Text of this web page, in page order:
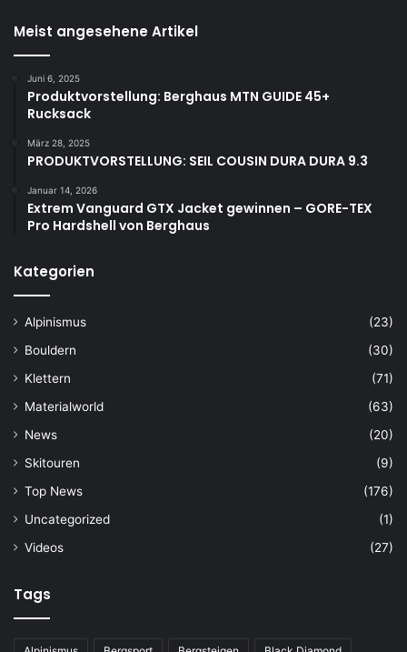
Meist angesehene Artikel
Juni 6, 2025
Produktvorstellung: Berghaus MTN GUIDE 45+
Rucksack
März 28, 2025
PRODUKTVORSTELLUNG: SEIL COUSIN DURA DURA 9.3
Januar 14, 2026
Extrem Vanguard GTX Jacket gewinnen – GORE-TEX
Pro Hardshell von Berghaus
Kategorien
Alpinismus
(23)
Bouldern
(30)
Klettern
(71)
Materialworld
(63)
News
(20)
Skitouren
(9)
Top News
(176)
Uncategorized
(1)
Videos
(27)
Tags